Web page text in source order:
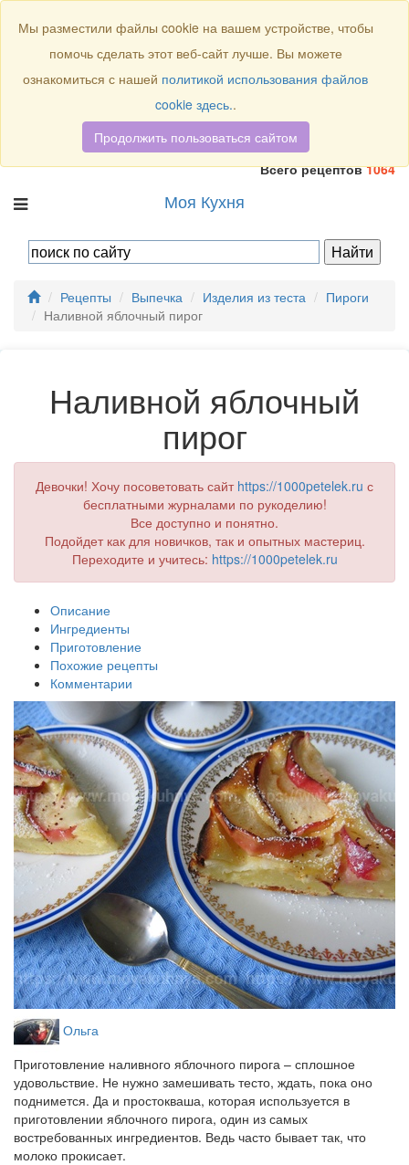
Всего рецептов1064
Моя Кухня
Рецепты Выпечка Изделия из теста
Пироги
Наливной яблочный пирог
Наливной яблочный
пирог
Девочки! Хочу посоветовать сайт https://1000petelek.ru с
бесплатными журналами по рукоделию!
Все доступно и понятно.
Подойдет как для новичков, так и опытных мастериц.
Переходите и учитесь: https://1000petelek.ru
Описание
Ингредиенты
Приготовление
Похожие рецепты
Комментарии
Ольга
Приготовление наливного яблочного пирога – сплошное
удовольствие. Не нужно замешивать тесто, ждать, пока оно
поднимется. Да и простокваша, которая используется в
приготовлении яблочного пирога, один из самых
востребованных ингредиентов. Ведь часто бывает так, что
молоко прокисает.
Мы разместили файлы cookie на вашем устройстве, чтобы
помочь сделать этот веб-сайт лучше. Вы можете
ознакомиться с нашей политикой использования файлов
cookie здесь..
Продолжить пользоваться сайтом